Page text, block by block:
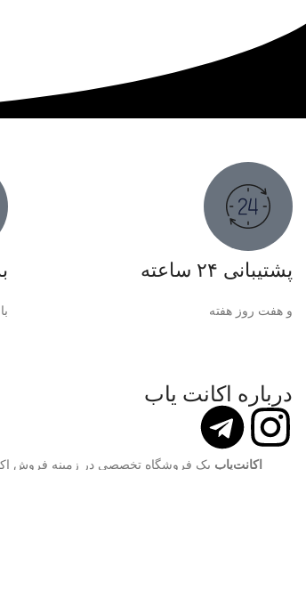
پشتیبانی ۲۴ ساعته
و هفت روز هفته
درباره اکانت یاب
اکانت‌یاب یک فروشگاه تخصصی در زمینه فروش